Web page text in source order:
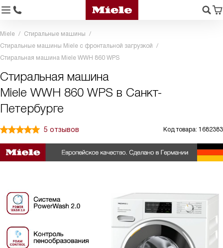
Miele
Стиральные машины
Стиральные машины Miele с фронтальной загрузкой
Стиральная машина Miele WWH 860 WPS
Стиральная машина
Miele WWH 860 WPS в Санкт-
Петербурге
5 отзывов Код товара: 1682383